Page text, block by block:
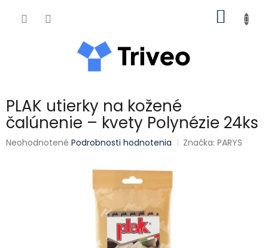
PLAK utierky na kožené
čalúnenie – kvety Polynézie 24ks
Priemerné hodnotenie produktu je 0,0 z 5 hviezdičiek.
Neohodnotené Podrobnosti hodnotenia Značka:PARYS